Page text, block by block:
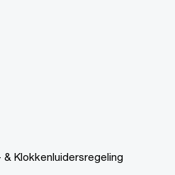
Klokkenluidersregeling